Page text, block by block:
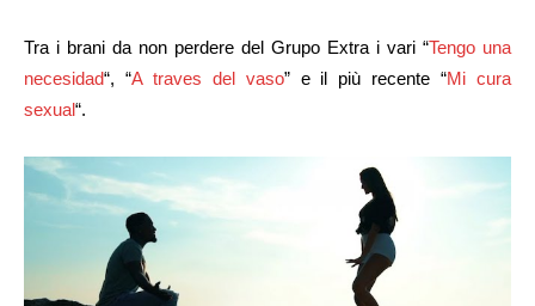
Tra i brani da non perdere del Grupo Extra i vari “Tengo una
necesidad“, “A traves del vaso” e il più recente “Mi cura
sexual“.